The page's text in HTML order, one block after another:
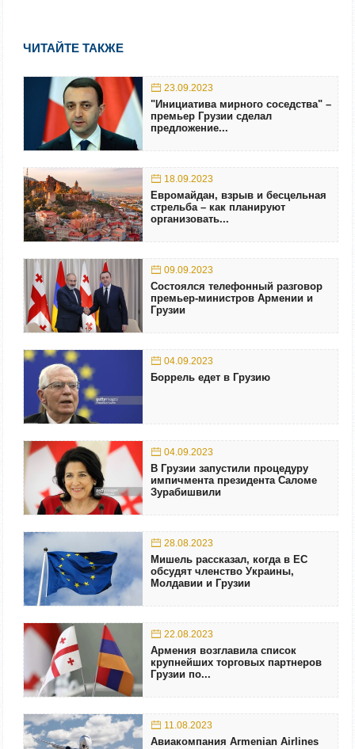
ЧИТАЙТЕ ТАКЖЕ
23.09.2023
"Инициатива мирного соседства" –
премьер Грузии сделал
предложение...
18.09.2023
Евромайдан, взрыв и бесцельная
стрельба – как планируют
организовать...
09.09.2023
Состоялся телефонный разговор
премьер-министров Армении и
Грузии
04.09.2023
Боррель едет в Грузию
04.09.2023
В Грузии запустили процедуру
импичмента президента Саломе
Зурабишвили
28.08.2023
Мишель рассказал, когда в ЕС
обсудят членство Украины,
Молдавии и Грузии
22.08.2023
Армения возглавила список
крупнейших торговых партнеров
Грузии по...
11.08.2023
Авиакомпания Armenian Airlines